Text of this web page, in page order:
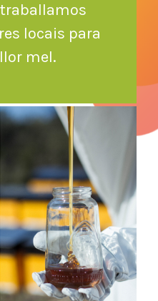
traballamos
locais para
mel.